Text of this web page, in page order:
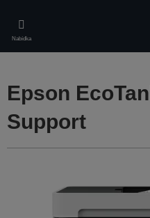
main
content
Nabídka
Epson
Support